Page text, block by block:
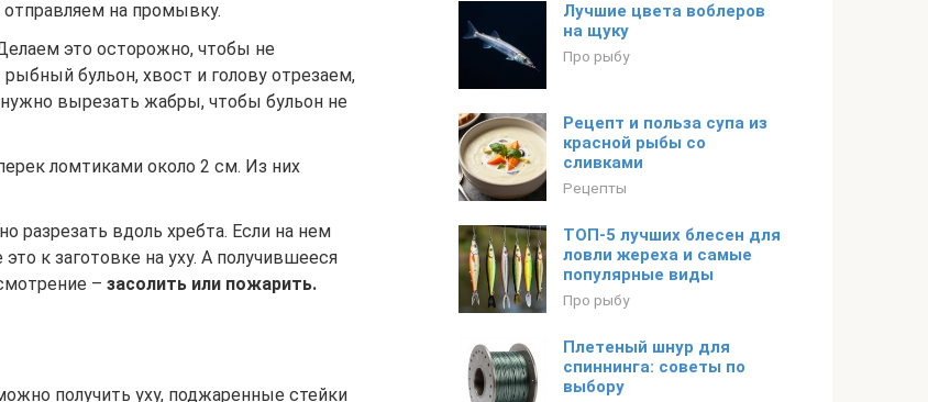
на промывку.
это осторожно, чтобы не
бульон, хвост и голову отрезаем,
вырезать жабры, чтобы бульон не
ломтиками около 2 см. Из них
разрезать вдоль хребта. Если на нем
к заготовке на уху. А получившееся
– засолить или пожарить.
получить уху, поджаренные стейки
Лучшие цвета воблеров
на щуку
Про рыбу
Рецепт и польза супа из
красной рыбы со
сливками
Рецепты
ТОП-5 лучших блесен для
ловли жереха и самые
популярные виды
Про рыбу
Плетеный шнур для
спиннинга: советы по
выбору